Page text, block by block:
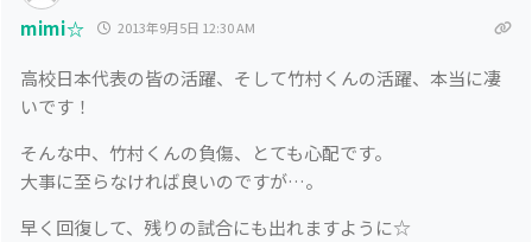
mimi☆ 2013年9月5日 12:30 AM
高校日本代表の皆の活躍、そして竹村くんの活躍、本当に凄
いです！
そんな中、竹村くんの負傷、とても心配です。
大事に至らなければ良いのですが…。
早く回復して、残りの試合にも出れますように☆